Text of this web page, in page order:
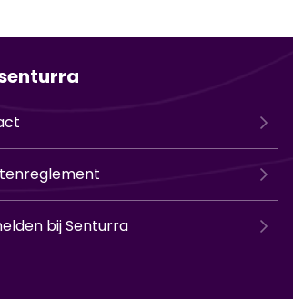
bij Senturra